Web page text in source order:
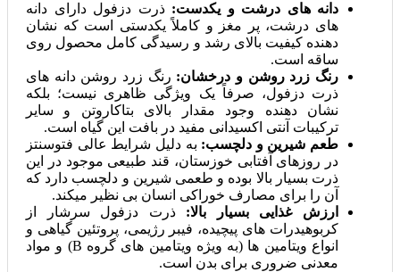
دانه‌ های درشت و یکدست: ذرت دزفول دارای دانه‌
های درشت، پر مغز و کاملاً یکدستی است که نشان‌
دهنده کیفیت بالای رشد و رسیدگی کامل محصول روی
ساقه است.
رنگ زرد روشن و درخشان: رنگ زرد روشن دانه‌ های
ذرت دزفول، صرفاً یک ویژگی ظاهری نیست؛ بلکه
نشان‌ دهنده وجود مقدار بالای بتاکاروتن و سایر
ترکیبات آنتی‌ اکسیدانی مفید در بافت این گیاه است.
طعم شیرین و دلچسب: به دلیل شرایط عالی فتوسنتز
در روزهای آفتابی خوزستان، قند طبیعی موجود در این
ذرت بسیار بالا بوده و طعمی شیرین و دلچسب دارد که
آن را برای مصارف خوراکی انسان بی‌ نظیر میکند.
ارزش غذایی بسیار بالا: ذرت دزفول سرشار از
کربوهیدرات‌ های پیچیده، فیبر رژیمی، پروتئین گیاهی و
انواع ویتامین‌ ها (به ویژه ویتامین‌ های گروه B) و مواد
معدنی ضروری برای بدن است.